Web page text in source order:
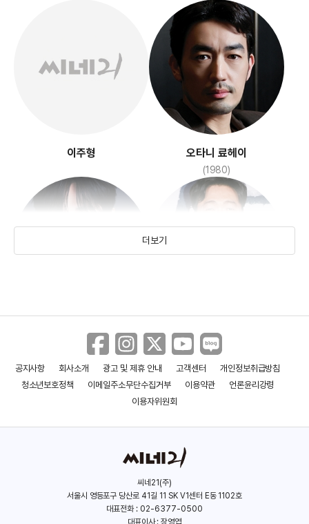
이주형 오타니 료헤이
(1980)
진영
(1991)
이준혁
(1972)
더보기
공지사항 회사소개 광고 및 제휴 안내 고객센터
개인정보취급방침
청소년보호정책
이메일주소무단수집거부 이용약관
언론윤리강령
이용자위원회
씨네21(주)
서울시 영등포구 당산로 41길 11 SK V1센터 E동 1102호
대표전화 : 02-6377-0500
대표이사 : 장영엽